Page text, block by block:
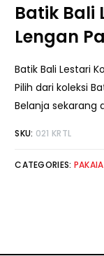
Batik Bali
Lengan
Batik Bali Lestari
Pilih dari koleksi
Belanja sekarang
SKU: 021 KRTL
CATEGORIES: